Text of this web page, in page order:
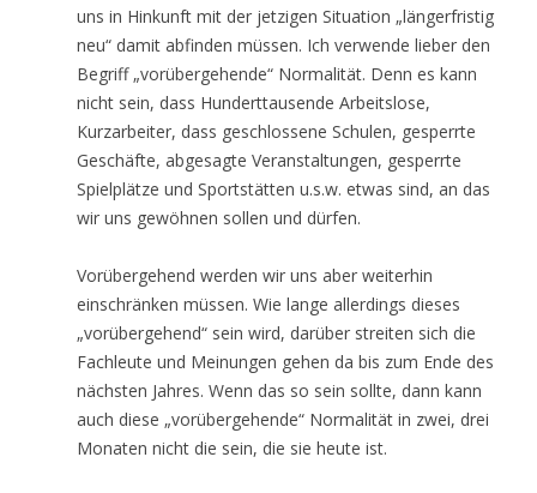
uns in Hinkunft mit der jetzigen Situation „längerfristig
neu“ damit abfinden müssen. Ich verwende lieber den
Begriff „vorübergehende“ Normalität. Denn es kann
nicht sein, dass Hunderttausende Arbeitslose,
Kurzarbeiter, dass geschlossene Schulen, gesperrte
Geschäfte, abgesagte Veranstaltungen, gesperrte
Spielplätze und Sportstätten u.s.w. etwas sind, an das
wir uns gewöhnen sollen und dürfen.
Vorübergehend werden wir uns aber weiterhin
einschränken müssen. Wie lange allerdings dieses
„vorübergehend“ sein wird, darüber streiten sich die
Fachleute und Meinungen gehen da bis zum Ende des
nächsten Jahres. Wenn das so sein sollte, dann kann
auch diese „vorübergehende“ Normalität in zwei, drei
Monaten nicht die sein, die sie heute ist.